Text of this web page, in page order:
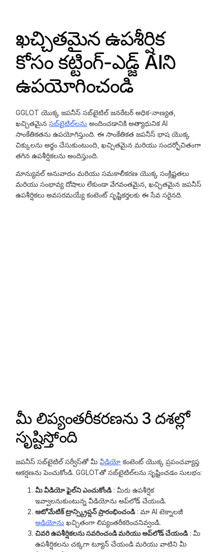
ఖచ్చితమైన ఉపశీర్షిక
కోసం కట్టింగ్-ఎడ్జ్ AIని
ఉపయోగించండి
GGLOT యొక్క జపనీస్ సబ్‌టైటిల్ జనరేటర్ అధిక-నాణ్యత,
ఖచ్చితమైనసబ్‌టైటిల్‌లను అందించడానికి అత్యాధునిక AI
సాంకేతికతను ఉపయోగిస్తుంది. ఈ సాంకేతికత జపనీస్ భాష యొక్క
చిక్కులను అర్థం చేసుకుంటుంది, ఖచ్చితమైన మరియు సందర్భోచితంగా
తగిన ఉపశీర్షికలను అందిస్తుంది.
మాన్యువల్ అనువాదం మరియు సమకాలీకరణ యొక్క సంక్లిష్టతలు
మరియు సంభావ్య దోషాలు లేకుండా వేగవంతమైన, ఖచ్చితమైన జపనీస్
ఉపశీర్షికలు అవసరమయ్యే కంటెంట్ సృష్టికర్తలకు ఈ సేవ సరైనది.
మీ లిప్యంతరీకరణను 3 దశల్లో
సృష్టిస్తోంది
జపనీస్ సబ్‌టైటిల్ సర్వీస్‌తో మీవీడియో కంటెంట్ యొక్క ప్రపంచవ్యాప్త
ఆకర్షణను పెంచుకోండి. GGLOTతో సబ్‌టైటిల్‌లను సృష్టించడం సులభం:
మీ వీడియో ఫైల్‌ని ఎంచుకోండి: మీరు ఉపశీర్షిక
ఇవ్వాలనుకుంటున్న వీడియోను అప్‌లోడ్ చేయండి.
ఆటోమేటిక్ ట్రాన్స్క్రిప్షన్ ప్రారంభించండి: మా AI టెక్నాలజీ
ఆడియోను ఖచ్చితంగా లిప్యంతరీకరించనివ్వండి.
చివరి ఉపశీర్షికలను సవరించండి మరియు అప్‌లోడ్ చేయండి: మీ
ఉపశీర్షికలను చక్కగా ట్యూన్ చేయండి మరియు వాటిని మీ